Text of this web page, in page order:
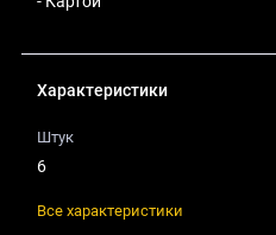
Характеристики
Штук
6
Все характеристики